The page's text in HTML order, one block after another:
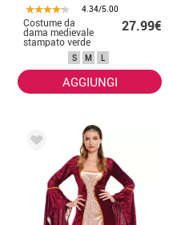
4.34/5.00
Costume da
dama medievale
stampato verde
per donna
27.99€
S M L
AGGIUNGI